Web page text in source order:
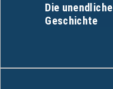
Die unendliche
Geschichte